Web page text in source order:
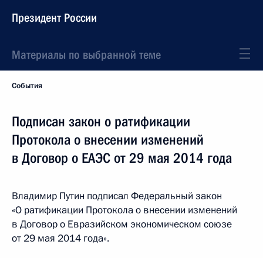
Президент России
Материалы по выбранной теме
События
Подписан закон о ратификации
Протокола о внесении изменений
в Договор о ЕАЭС от 29 мая 2014 года
Владимир Путин подписал Федеральный закон
«О ратификации Протокола о внесении изменений
в Договор о Евразийском экономическом союзе
от 29 мая 2014 года».